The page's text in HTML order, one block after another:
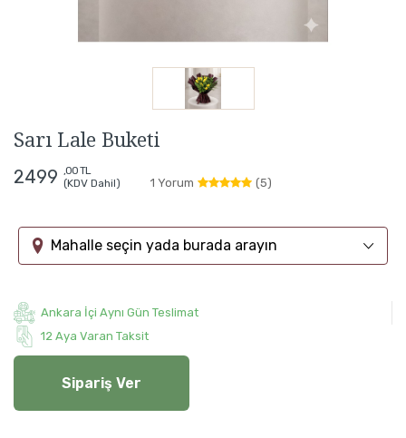
Sarı Lale Buketi
2499 ,00 TL
(KDV Dahil)
1 Yorum (5)
Mahalle seçin yada burada arayın
Ankara İçi Aynı Gün Teslimat
12 Aya Varan Taksit
Sipariş Ver